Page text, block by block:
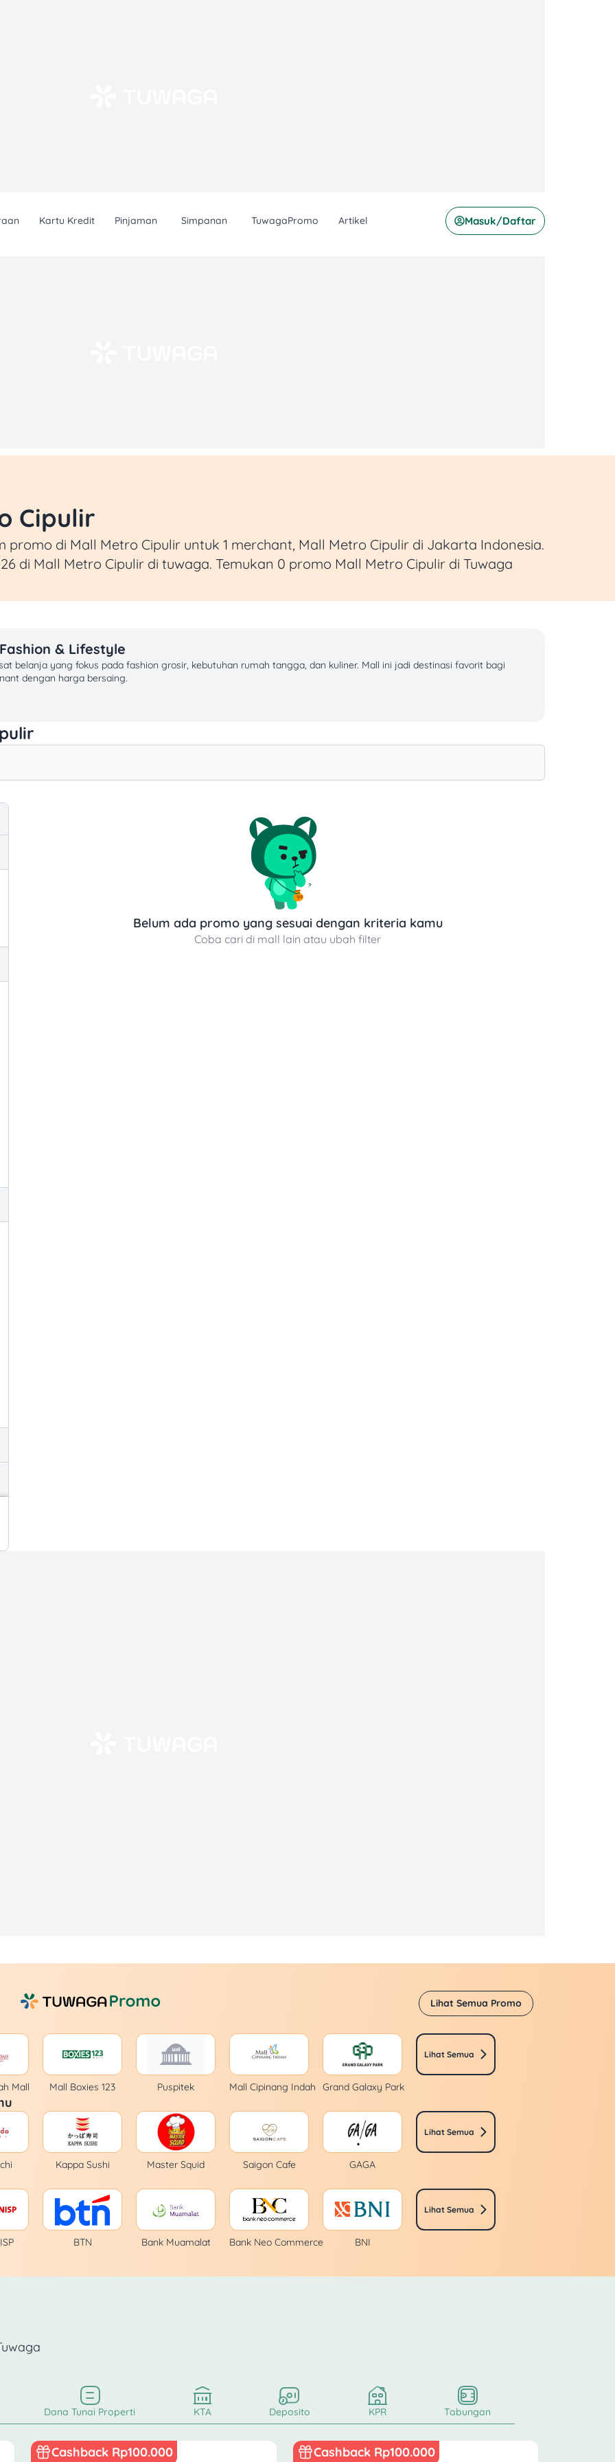
Kartu Kredit Pinjaman Simpanan TuwagaPromo Artikel Masuk/Daftar
Cipulir
promo di Mall Metro Cipulir untuk 1 merchant, Mall Metro Cipulir di Jakarta Indonesia.
di Mall Metro Cipulir di tuwaga. Temukan 0 promo Mall Metro Cipulir di Tuwaga
& Lifestyle
belanja yang fokus pada fashion grosir, kebutuhan rumah tangga, dan kuliner. Mall ini jadi destinasi favorit bagi
dengan harga bersaing.
2026
Pembayaran
promo fashion grosir, cashback belanja kebutuhan rumah tangga, hingga promo kuliner cepat saji. Lihat promo
| Telepon: (021) 7232222 | Jam buka: Setiap hari pukul 10.00–22.00 WIB
Belum ada promo yang sesuai dengan kriteria kamu
Coba cari di mall lain atau ubah filter
Lihat Semua Promo
Mall Mall Boxies 123 Puspitek Mall Cipinang Indah Grand Galaxy Park
Lihat Semua
Kappa Sushi Master Squid Saigon Cafe GAGA
Lihat Semua
BTN Bank Muamalat Bank Neo Commerce BNI
Lihat Semua
Dana Tunai Properti KTA Deposito KPR Tabungan
Cashback Rp100.000 Cashback Rp100.000